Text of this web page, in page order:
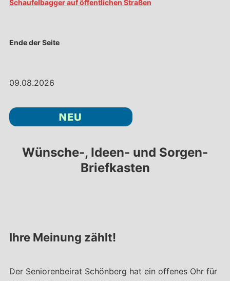
09.08.2026
Wünsche-, Ideen- und Sorgen-
Briefkasten
Ihre Meinung zählt!
Der Seniorenbeirat Schönberg hat ein offenes Ohr für
Schaufelbagger auf öffentlichen Straßen
Ende der Seite